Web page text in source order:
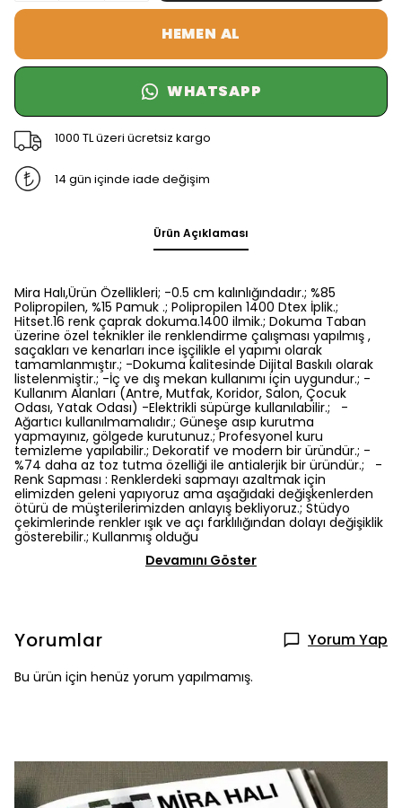
HEMEN AL
WHATSAPP
1000 TL üzeri ücretsiz kargo
14 gün içinde iade değişim
Ürün Açıklaması
Mira Halı,Ürün Özellikleri; -0.5 cm kalınlığındadır.; %85
Polipropilen, %15 Pamuk .; Polipropilen 1400 Dtex İplik.;
Hitset.16 renk çaprak dokuma.1400 ilmik.; Dokuma Taban
üzerine özel teknikler ile renklendirme çalışması yapılmış ,
saçakları ve kenarları ince işçilikle el yapımı olarak
tamamlanmıştır.; -Dokuma kalitesinde Dijital Baskılı olarak
listelenmiştir.; -İç ve dış mekan kullanımı için uygundur.; -
Kullanım Alanları (Antre, Mutfak, Koridor, Salon, Çocuk
Odası, Yatak Odası) -Elektrikli süpürge kullanılabilir.; -
Ağartıcı kullanılmamalıdır.; Güneşe asıp kurutma
yapmayınız, gölgede kurutunuz.; Profesyonel kuru
temizleme yapılabilir.; Dekoratif ve modern bir üründür.; -
%74 daha az toz tutma özelliği ile antialerjik bir üründür.; -
Renk Sapması : Renklerdeki sapmayı azaltmak için
elimizden geleni yapıyoruz ama aşağıdaki değişkenlerden
ötürü de müşterilerimizden anlayış bekliyoruz.; Stüdyo
çekimlerinde renkler ışık ve açı farklılığından dolayı değişiklik
gösterebilir.; Kullanmış olduğu
Devamını Göster
Yorumlar Yorum Yap
Bu ürün için henüz yorum yapılmamış.